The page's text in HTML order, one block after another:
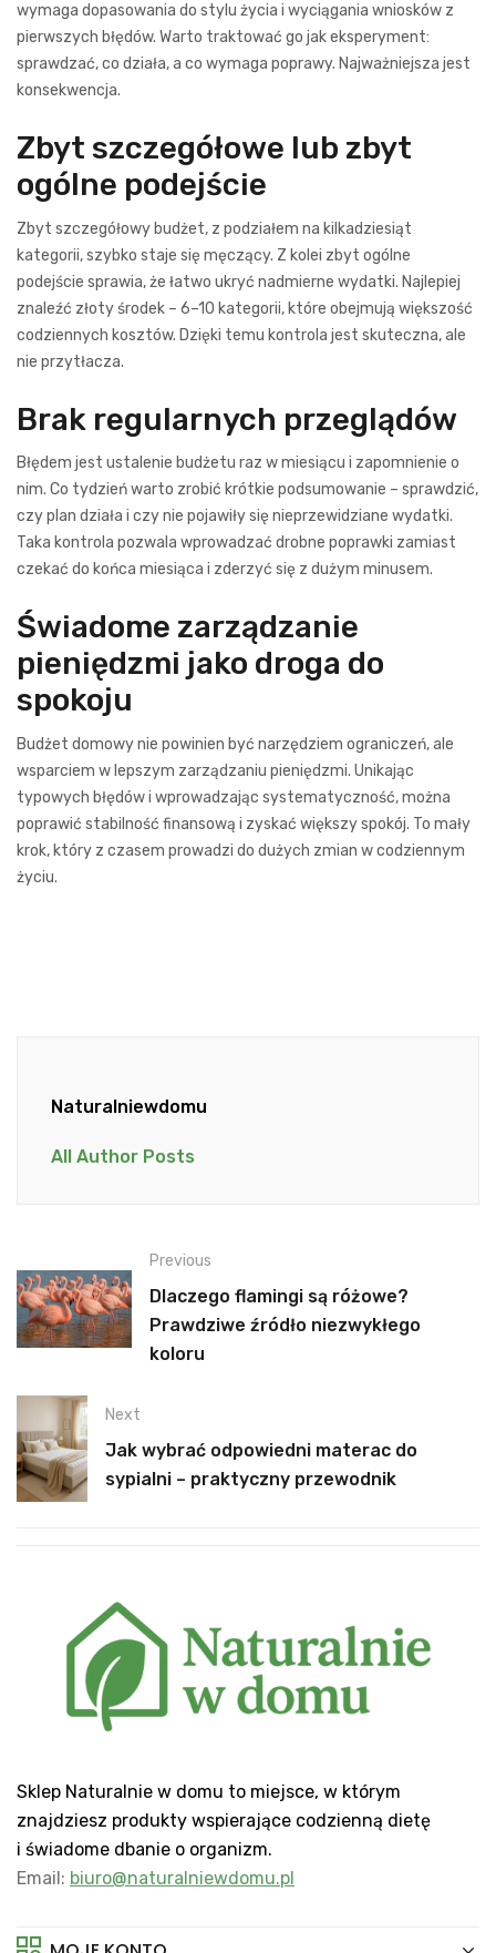
wymaga dopasowania do stylu życia i wyciągania wniosków z
pierwszych błędów. Warto traktować go jak eksperyment:
sprawdzać, co działa, a co wymaga poprawy. Najważniejsza jest
konsekwencja.
Zbyt szczegółowe lub zbyt
ogólne podejście
Zbyt szczegółowy budżet, z podziałem na kilkadziesiąt
kategorii, szybko staje się męczący. Z kolei zbyt ogólne
podejście sprawia, że łatwo ukryć nadmierne wydatki. Najlepiej
znaleźć złoty środek – 6–10 kategorii, które obejmują większość
codziennych kosztów. Dzięki temu kontrola jest skuteczna, ale
nie przytłacza.
Brak regularnych przeglądów
Błędem jest ustalenie budżetu raz w miesiącu i zapomnienie o
nim. Co tydzień warto zrobić krótkie podsumowanie – sprawdzić,
czy plan działa i czy nie pojawiły się nieprzewidziane wydatki.
Taka kontrola pozwala wprowadzać drobne poprawki zamiast
czekać do końca miesiąca i zderzyć się z dużym minusem.
Świadome zarządzanie
pieniędzmi jako droga do
spokoju
Budżet domowy nie powinien być narzędziem ograniczeń, ale
wsparciem w lepszym zarządzaniu pieniędzmi. Unikając
typowych błędów i wprowadzając systematyczność, można
poprawić stabilność finansową i zyskać większy spokój. To mały
krok, który z czasem prowadzi do dużych zmian w codziennym
życiu.
Naturalniewdomu
All Author Posts
Previous
Dlaczego flamingi są różowe?
Prawdziwe źródło niezwykłego
koloru
Next
Jak wybrać odpowiedni materac do
sypialni – praktyczny przewodnik
Sklep Naturalnie w domu to miejsce, w którym
znajdziesz produkty wspierające codzienną dietę
i świadome dbanie o organizm.
Email: biuro@naturalniewdomu.pl